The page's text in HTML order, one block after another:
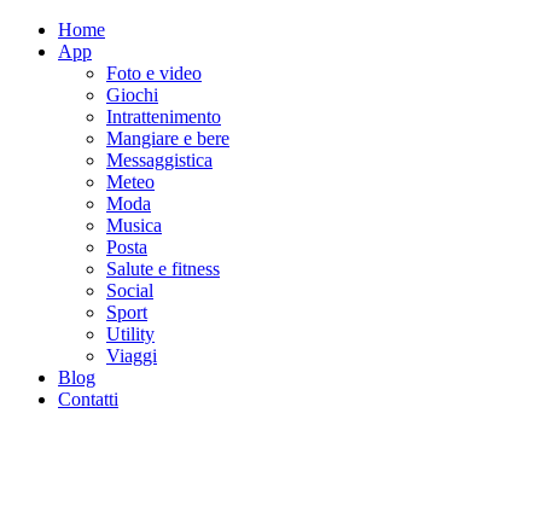
Home
App
Foto e video
Giochi
Intrattenimento
Mangiare e bere
Messaggistica
Meteo
Moda
Musica
Posta
Salute e fitness
Social
Sport
Utility
Viaggi
Blog
Contatti